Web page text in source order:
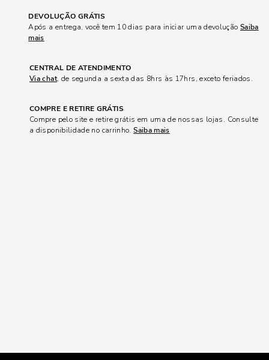
DEVOLUÇÃO GRÁTIS
Após a entrega, você tem 10 dias para iniciar uma devolução Saiba
mais
CENTRAL DE ATENDIMENTO
Via chat, de segunda a sexta das 8hrs às 17hrs, exceto feriados.
COMPRE E RETIRE GRÁTIS
Compre pelo site e retire grátis em uma de nossas lojas. Consulte
a disponibilidade no carrinho.Saiba mais